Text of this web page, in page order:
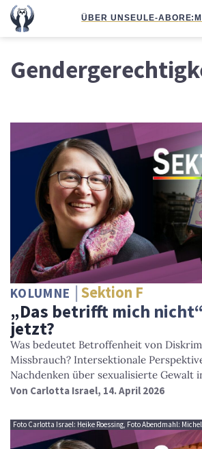
ÜBER UNSEULE-ABO
KOLUMNE Sektion F
„Das betrifft mich
jetzt?
Was bedeutet Betroffenheit von
Missbrauch? Intersektionale
Nachdenken über sexualisierte Gewalt
Von Carlotta Israel, 14. April 2026
Foto Carlotta Israel: Heike Roessing, Foto Abendmahl: